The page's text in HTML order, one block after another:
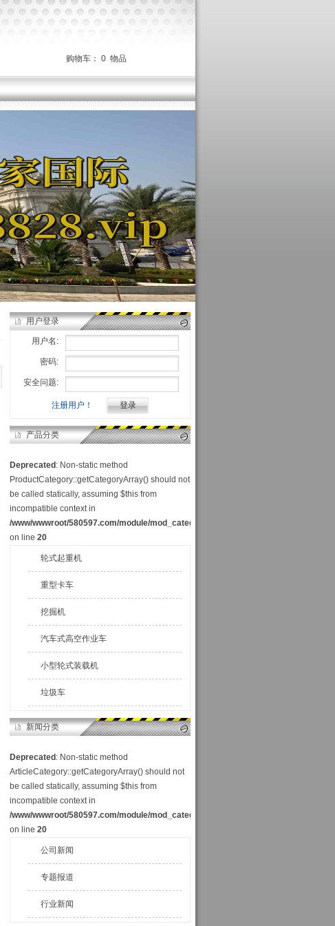
购物车： 0 物品
用户登录
用户名:
密码:
安全问题:
注册用户！
产品分类
Deprecated : Non-static method
ProductCategory::getCategoryArray() should not
be called statically, assuming $this from
incompatible context in
/www/wwwroot/580597.com/module/mod_category_p.php
on line 20
轮式起重机
重型卡车
挖掘机
汽车式高空作业车
小型轮式装载机
垃圾车
新闻分类
Deprecated : Non-static method
ArticleCategory::getCategoryArray() should not
be called statically, assuming $this from
incompatible context in
/www/wwwroot/580597.com/module/mod_category_a.php
on line 20
公司新闻
专题报道
行业新闻